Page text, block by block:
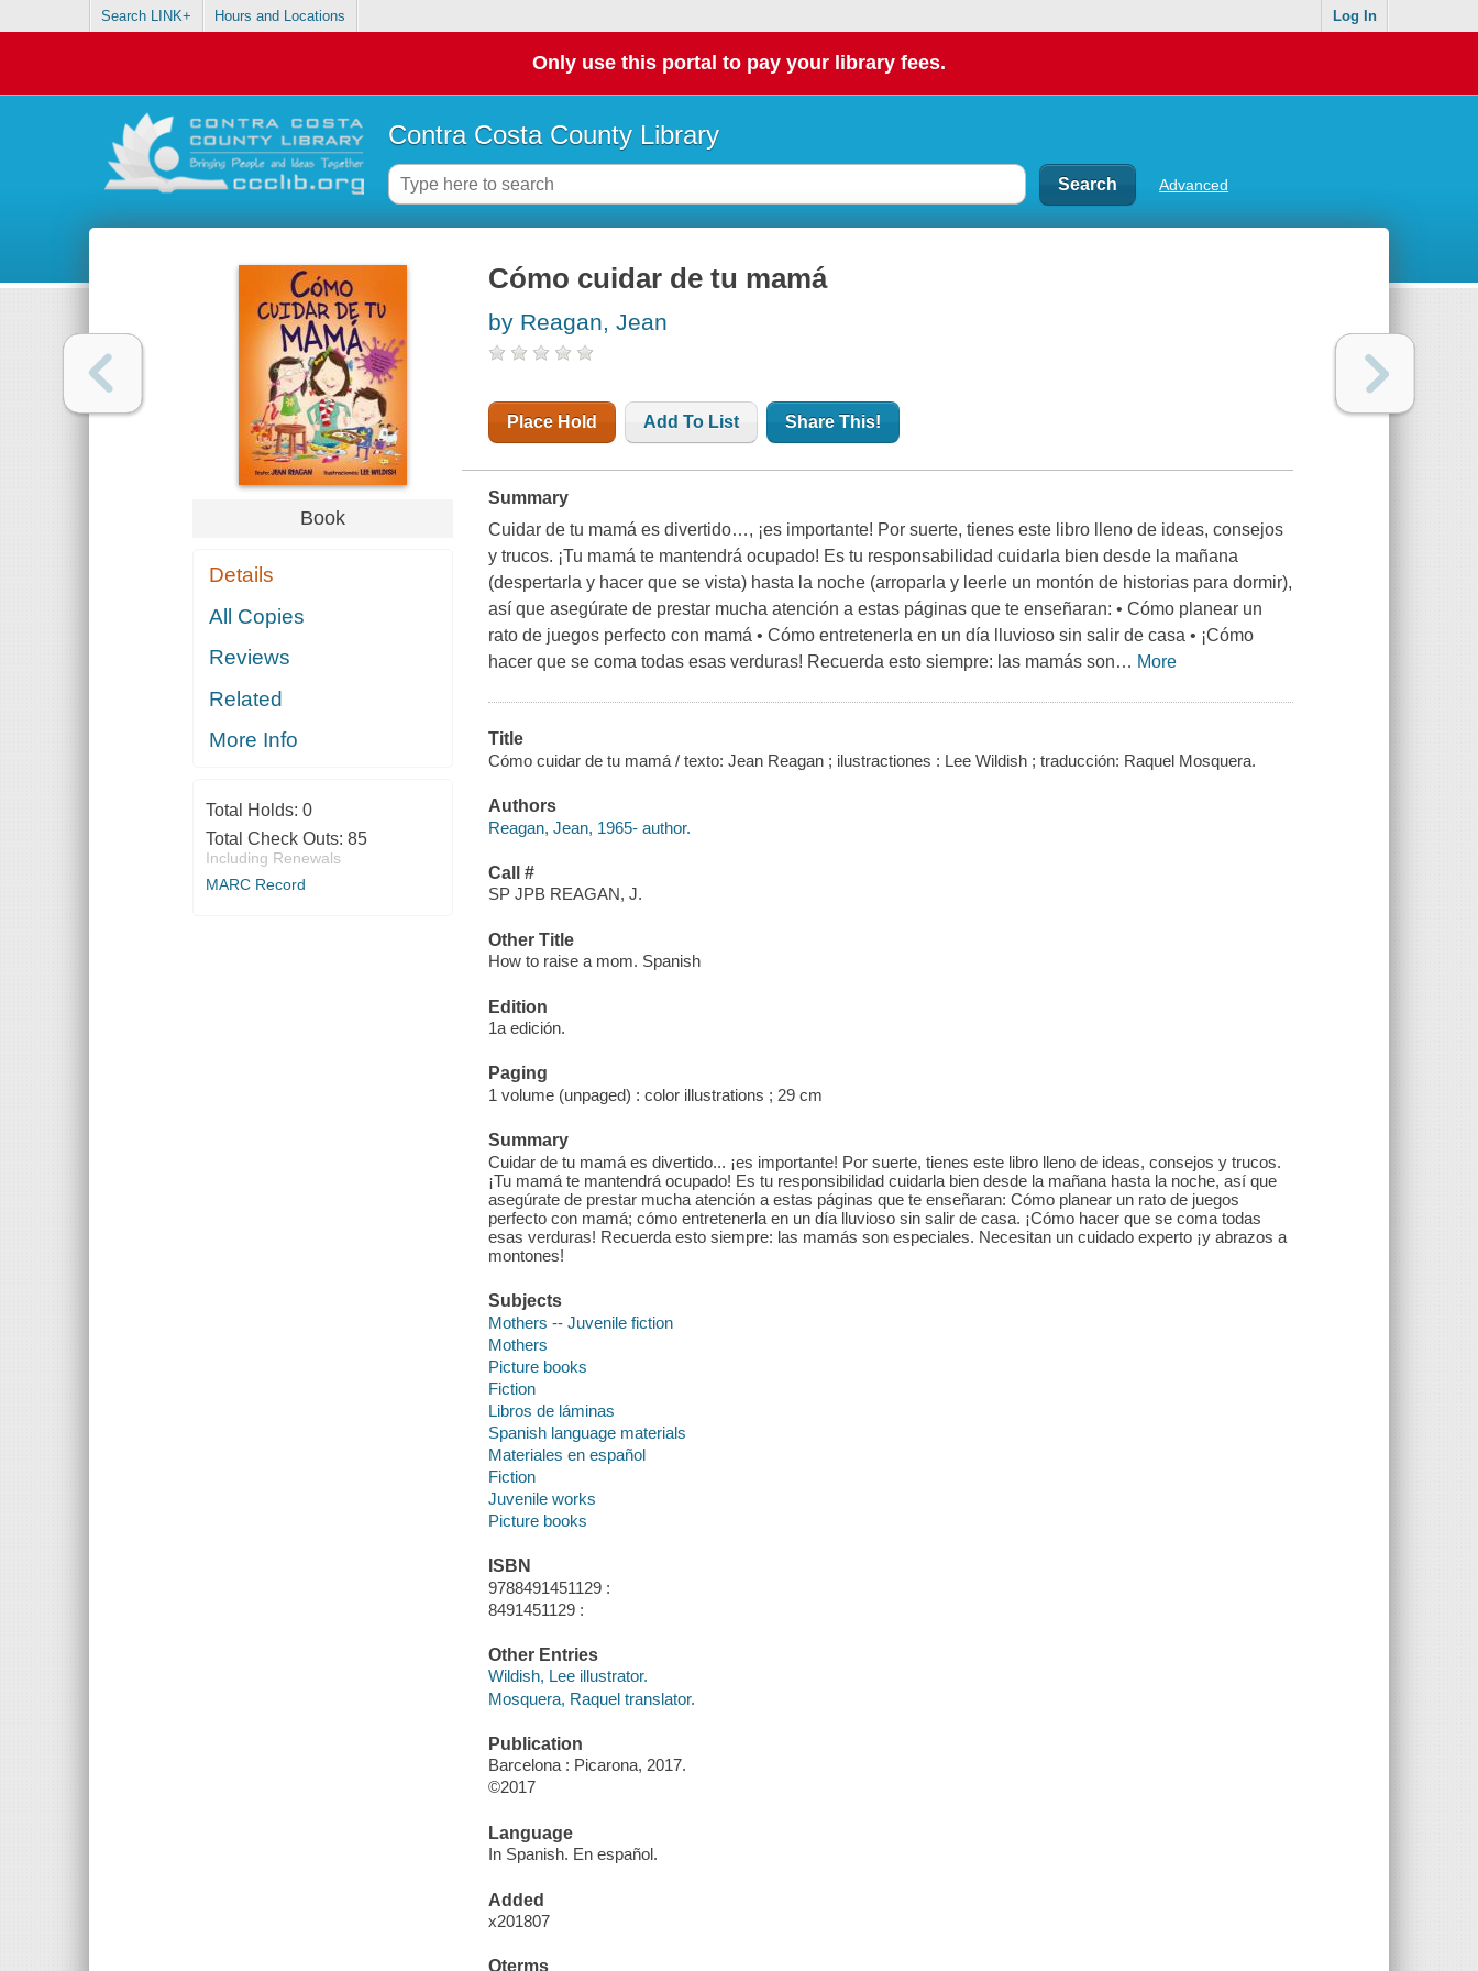
Search LINK+ Hours and Locations Log In
Only use this portal to pay your library fees.
Contra Costa County Library
Advanced
Book
Details
All Copies
Reviews
Related
More Info
Total Holds: 0
Total Check Outs: 85
Including Renewals
MARC Record
Cómo cuidar de tu mamá
by Reagan, Jean
Place Hold Add To List Share This!
Summary
Cuidar de tu mamá es divertido…, ¡es importante! Por suerte, tienes este libro lleno de ideas, consejos
y trucos. ¡Tu mamá te mantendrá ocupado! Es tu responsabilidad cuidarla bien desde la mañana
(despertarla y hacer que se vista) hasta la noche (arroparla y leerle un montón de historias para dormir),
así que asegúrate de prestar mucha atención a estas páginas que te enseñaran: • Cómo planear un
rato de juegos perfecto con mamá • Cómo entretenerla en un día lluvioso sin salir de casa • ¡Cómo
hacer que se coma todas esas verduras! Recuerda esto siempre: las mamás son… More
Title
Cómo cuidar de tu mamá / texto: Jean Reagan ; ilustractiones : Lee Wildish ; traducción: Raquel Mosquera.
Authors
Reagan, Jean, 1965- author.
Call #
SP JPB REAGAN, J.
Other Title
How to raise a mom. Spanish
Edition
1a edición.
Paging
1 volume (unpaged) : color illustrations ; 29 cm
Summary
Cuidar de tu mamá es divertido... ¡es importante! Por suerte, tienes este libro lleno de ideas, consejos y trucos.
¡Tu mamá te mantendrá ocupado! Es tu responsibilidad cuidarla bien desde la mañana hasta la noche, así que
asegúrate de prestar mucha atención a estas páginas que te enseñaran: Cómo planear un rato de juegos
perfecto con mamá; cómo entretenerla en un día lluvioso sin salir de casa. ¡Cómo hacer que se coma todas
esas verduras! Recuerda esto siempre: las mamás son especiales. Necesitan un cuidado experto ¡y abrazos a
montones!
Subjects
Mothers -- Juvenile fiction
Mothers
Picture books
Fiction
Libros de láminas
Spanish language materials
Materiales en español
Fiction
Juvenile works
Picture books
ISBN
9788491451129 :
8491451129 :
Other Entries
Wildish, Lee illustrator.
Mosquera, Raquel translator.
Publication
Barcelona : Picarona, 2017.
©2017
Language
In Spanish. En español.
Added
x201807
Qterms